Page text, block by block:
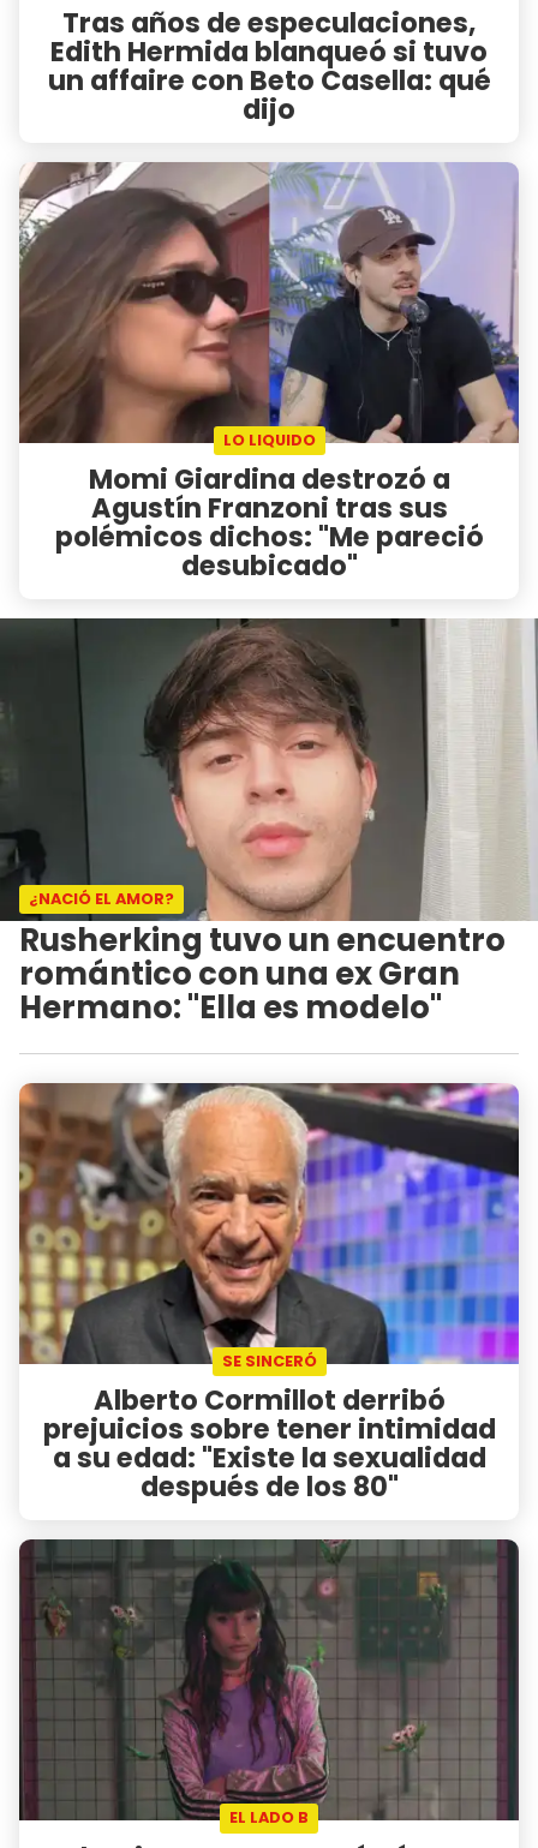
Tras años de especulaciones,
Edith Hermida blanqueó si tuvo
un affaire con Beto Casella: qué
dijo
LO LIQUIDO
Momi Giardina destrozó a
Agustín Franzoni tras sus
polémicos dichos: "Me pareció
desubicado"
¿NACIÓ EL AMOR?
Rusherking tuvo un encuentro
romántico con una ex Gran
Hermano: "Ella es modelo"
SE SINCERÓ
Alberto Cormillot derribó
prejuicios sobre tener intimidad
a su edad: "Existe la sexualidad
después de los 80"
EL LADO B